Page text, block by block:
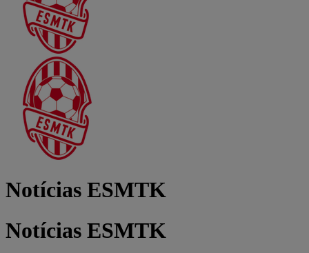
Notícias ESMTK
Notícias ESMTK